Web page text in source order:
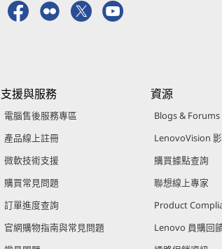
支援與服務
電腦售後服務專區
產品線上註冊
微軟技術支援
購買常見問題
訂單進度查詢
官網購物指南與常見問題
資源
Blogs & Forums
LenovoVision
購買據點查詢
聯想線上專家
Product
Lenovo 員購回